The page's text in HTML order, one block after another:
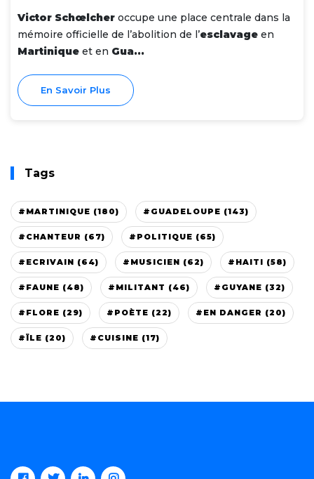
Victor Schœlcher occupe une place centrale dans la
mémoire officielle de l’abolition de l’esclavage en
Martinique et en Gua...
En Savoir Plus
Tags
#MARTINIQUE (180) #GUADELOUPE (143)
#CHANTEUR (67) #POLITIQUE (65)
#ECRIVAIN (64) #MUSICIEN (62) #HAITI (58)
#FAUNE (48) #MILITANT (46) #GUYANE (32)
#FLORE (29) #POÈTE (22) #EN DANGER (20)
#ÏLE (20) #CUISINE (17)